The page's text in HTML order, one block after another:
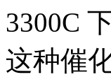
3300C
这种催